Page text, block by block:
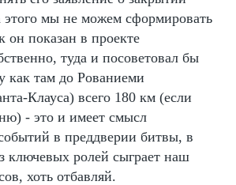
этого мы не можем сформировать
он показан в проекте
туда и посоветовал бы
как там до Рованиеми
Клауса) всего 180 км (если
- это и имеет смысл
в преддверии битвы, в
ключевых ролей сыграет наш
хоть отбавляй.